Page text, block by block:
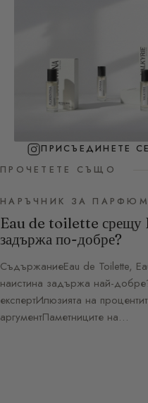
ПРИСЪЕДИНЕТЕ
ПРОЧЕТЕТЕ СЪЩО
НАРЪЧНИК ЗА
Eau de toilette срещу
задържа по-добре?
СъдържаниеEau de Toilette,
наистина задържа най-
експертИлюзията на
аргументПаметниците на…